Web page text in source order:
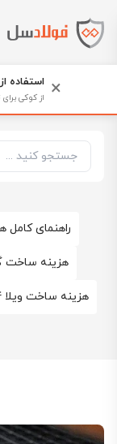
به دنبال چه
راهنمای کامل
هزینه ساخت
هزینه ساخت ویلا 1404 برای هر متر مربع با توجه به نوع و مکان
× استفاده
از کوکی